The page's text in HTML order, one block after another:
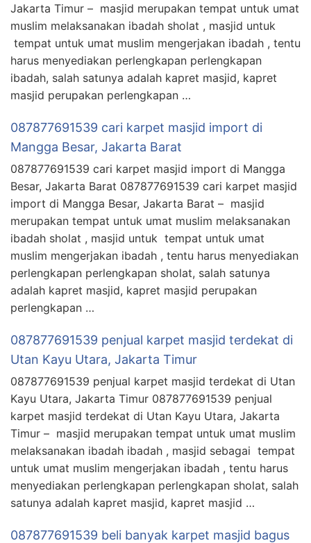
Jakarta Timur – masjid merupakan tempat untuk umat
muslim melaksanakan ibadah sholat , masjid untuk
tempat untuk umat muslim mengerjakan ibadah , tentu
harus menyediakan perlengkapan perlengkapan
ibadah, salah satunya adalah kapret masjid, kapret
masjid perupakan perlengkapan …
087877691539 cari karpet masjid import di
Mangga Besar, Jakarta Barat
087877691539 cari karpet masjid import di Mangga
Besar, Jakarta Barat 087877691539 cari karpet masjid
import di Mangga Besar, Jakarta Barat – masjid
merupakan tempat untuk umat muslim melaksanakan
ibadah sholat , masjid untuk tempat untuk umat
muslim mengerjakan ibadah , tentu harus menyediakan
perlengkapan perlengkapan sholat, salah satunya
adalah kapret masjid, kapret masjid perupakan
perlengkapan …
087877691539 penjual karpet masjid terdekat di
Utan Kayu Utara, Jakarta Timur
087877691539 penjual karpet masjid terdekat di Utan
Kayu Utara, Jakarta Timur 087877691539 penjual
karpet masjid terdekat di Utan Kayu Utara, Jakarta
Timur – masjid merupakan tempat untuk umat muslim
melaksanakan ibadah ibadah , masjid sebagai tempat
untuk umat muslim mengerjakan ibadah , tentu harus
menyediakan perlengkapan perlengkapan sholat, salah
satunya adalah kapret masjid, kapret masjid …
087877691539 beli banyak karpet masjid bagus